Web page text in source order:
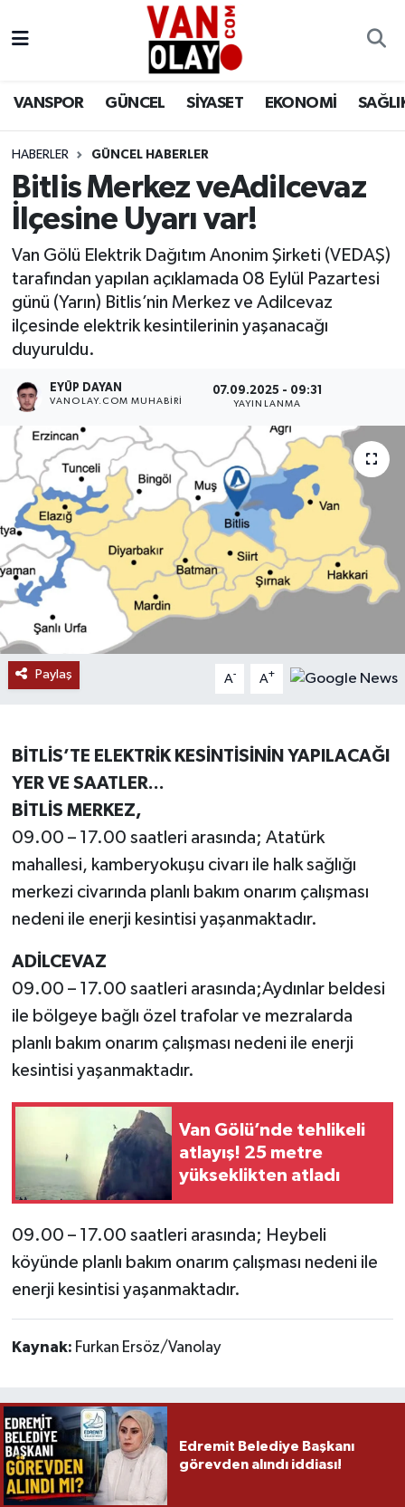
VANSPOR GÜNCEL SİYASET EKONOMİ
HABERLER GÜNCEL HABERLER
Bitlis Merkez veAdilcevaz
İlçesine Uyarı var!
Van Gölü Elektrik Dağıtım Anonim Şirketi (VEDAŞ)
tarafından yapılan açıklamada 08 Eylül Pazartesi
günü (Yarın) Bitlis’nin Merkez ve Adilcevaz
ilçesinde elektrik kesintilerinin yaşanacağı
duyuruldu.
EYÜP DAYAN
VANOLAY.COM MUHABIRI
07.09.2025 - 09:31
YAYINLANMA
Paylaş A- A+
BİTLİS’TE ELEKTRİK KESİNTİSİNİN YAPILACAĞI
YER VE SAATLER...
BİTLİS MERKEZ,
09.00 – 17.00 saatleri arasında; Atatürk
mahallesi, kamberyokuşu civarı ile halk sağlığı
merkezi civarında planlı bakım onarım çalışması
nedeni ile enerji kesintisi yaşanmaktadır.
ADİLCEVAZ
09.00 – 17.00 saatleri arasında;Aydınlar beldesi
ile bölgeye bağlı özel trafolar ve mezralarda
planlı bakım onarım çalışması nedeni ile enerji
kesintisi yaşanmaktadır.
Van Gölü’nde tehlikeli
atlayış! 25 metre
yükseklikten atladı
09.00 – 17.00 saatleri arasında; Heybeli
köyünde planlı bakım onarım çalışması nedeni ile
enerji kesintisi yaşanmaktadır.
Kaynak: Furkan Ersöz/Vanolay
Edremit Belediye Başkanı
görevden alındı iddiası!
Siyaset
Ekonomi
Sağlık
Eğitim
Bilim & Teknoloji
Dünya
RESMİ İLANLAR
Van Nöbetçi Eczaneler
Van Namaz Vakitleri
Van Trafik Yoğunluk Haritası
Süper Lig Puan Durumu ve Fikstür
Tüm Manşetler
Son Dakika Haberleri
Haber Arşivi